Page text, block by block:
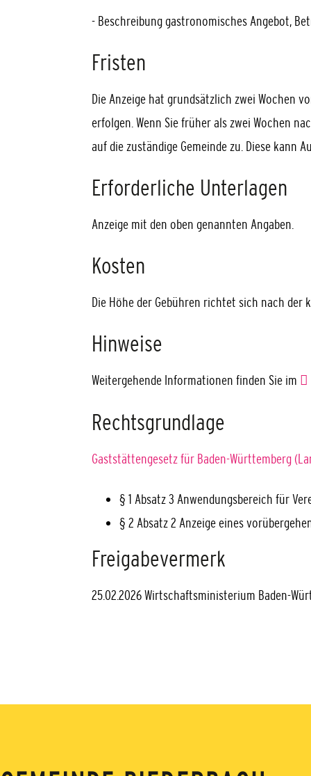
- Beschreibung gastronomisches Angebot,
Fristen
Die Anzeige hat grundsätzlich zwei Wochen
erfolgen. Wenn Sie früher als zwei Wochen
auf die zuständige Gemeinde zu. Diese kann
Erforderliche Unterlagen
Anzeige mit den oben genannten Angaben.
Kosten
Die Höhe der Gebühren richtet sich nach der
Hinweise
Weitergehende Informationen finden Sie im
Rechtsgrundlage
Gaststättengesetz für Baden-Württemberg
§ 1 Absatz 3 Anwendungsbereich für
§ 2 Absatz 2 Anzeige eines
Freigabevermerk
25.02.2026 Wirtschaftsministerium Baden-